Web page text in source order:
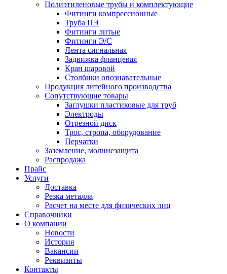
Полиэтиленовые трубы и комплектующие
Фитинги компрессионные
Труба ПЭ
Фитинги литые
Фитинги Э/С
Лента сигнальная
Задвижка фланцевая
Кран шаровой
Столбики опознавательные
Продукция литейного производства
Сопутствующие товары
Заглушки пластиковые для труб
Электроды
Отрезной диск
Трос, стропа, оборудование
Перчатки
Заземление, молниезащита
Распродажа
Прайс
Услуги
Доставка
Резка металла
Расчет на месте для физических лиц
Справочники
О компании
Новости
История
Вакансии
Реквизиты
Контакты